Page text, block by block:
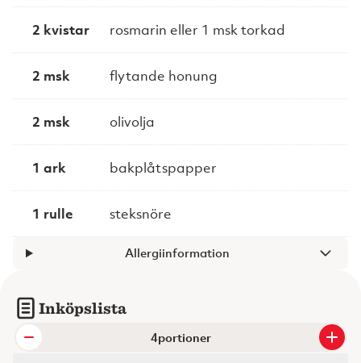
2 kvistar rosmarin eller 1 msk torkad
2 msk flytande honung
2 msk olivolja
1 ark bakplåtspapper
1 rulle steksnöre
Allergiinformation
Inköpslista
portioner